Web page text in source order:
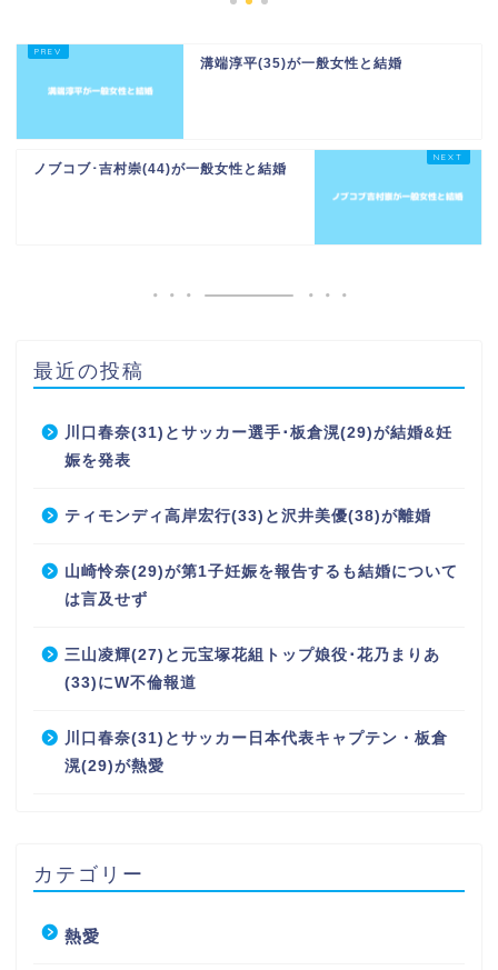
溝端淳平(35)が一般女性と結婚
ノブコブ･吉村崇(44)が一般女性と結婚
最近の投稿
川口春奈(31)とサッカー選手･板倉滉(29)が結婚&妊
娠を発表
ティモンディ高岸宏行(33)と沢井美優(38)が離婚
山崎怜奈(29)が第1子妊娠を報告するも結婚について
は言及せず
三山凌輝(27)と元宝塚花組トップ娘役･花乃まりあ
(33)にW不倫報道
川口春奈(31)とサッカー日本代表キャプテン・板倉
滉(29)が熱愛
カテゴリー
熱愛